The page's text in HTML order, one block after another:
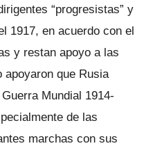
“progresistas” y
1917, en acuerdo con el
y restan apoyo a las
apoyaron que Rusia
Mundial 1914-
de las
marchas con sus